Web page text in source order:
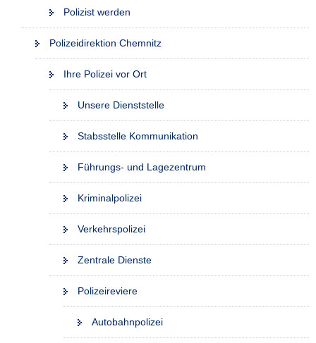
Polizist werden
Polizeidirektion Chemnitz
Ihre Polizei vor Ort
Unsere Dienststelle
Stabsstelle Kommunikation
Führungs- und Lagezentrum
Kriminalpolizei
Verkehrspolizei
Zentrale Dienste
Polizeireviere
Autobahnpolizei